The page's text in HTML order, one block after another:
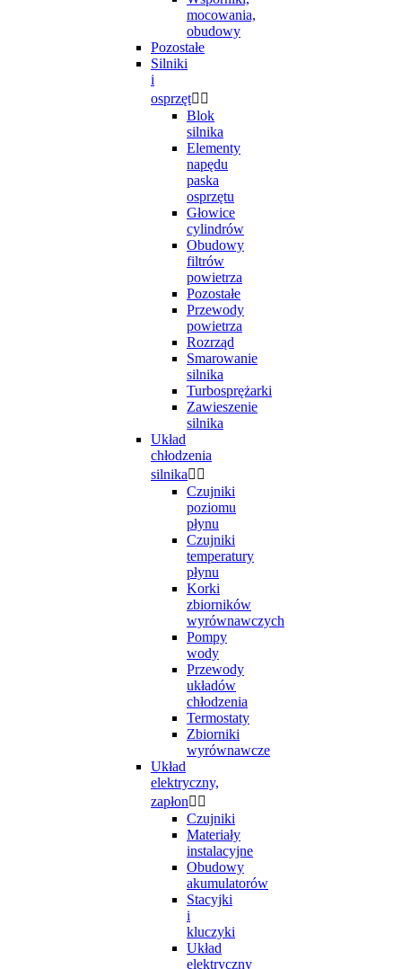
mocowania,
obudowy
Pozostałe
Silniki
i
osprzęt 
Blok
silnika
Elementy
napędu
paska
osprzętu
Głowice
cylindrów
Obudowy
filtrów
powietrza
Pozostałe
Przewody
powietrza
Rozrząd
Smarowanie
silnika
Turbosprężarki
Zawieszenie
silnika
Układ
chłodzenia
silnika 
Czujniki
poziomu
płynu
Czujniki
temperatury
płynu
Korki
zbiorników
wyrównawczych
Pompy
wody
Przewody
układów
chłodzenia
Termostaty
Zbiorniki
wyrównawcze
Układ
elektryczny,
zapłon 
Czujniki
Materiały
instalacyjne
Obudowy
akumulatorów
Stacyjki
i
kluczyki
Układ
elektryczny